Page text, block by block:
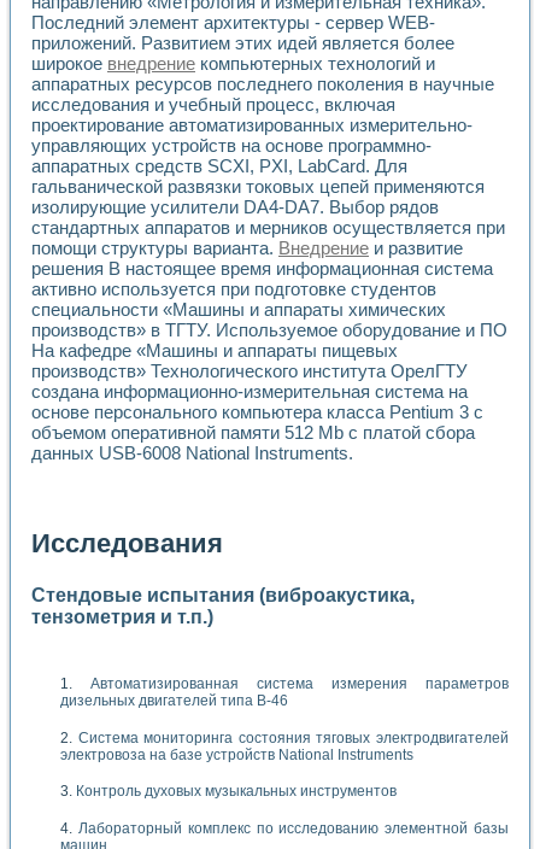
Последний элемент архитектуры - сервер WEB-
приложений. Развитием этих идей является более
широкое внедрение компьютерных технологий и
аппаратных ресурсов последнего поколения в научные
исследования и учебный процесс, включая
проектирование автоматизированных измерительно-
управляющих устройств на основе программно-
аппаратных средств SCXI, PXI, LabCard. Для
гальванической развязки токовых цепей применяются
изолирующие усилители DA4-DA7. Выбор рядов
стандартных аппаратов и мерников осу­ществляется при
помощи структуры варианта. Внедрение и развитие
решения В настоящее время информационная система
активно используется при подготовке студентов
специальности «Машины и аппараты химических
производств» в ТГТУ. Используемое оборудование и ПО
На кафедре «Машины и аппараты пищевых
производств» Технологического института ОрелГТУ
создана информационно-измерительная система на
основе персонального компьютера класса Pentium 3 с
объемом оперативной памяти 512 Mb с платой сбора
данных USB-6008 National Instruments.
Исследования
Стендовые испытания (виброакустика,
тензометрия и т.п.)
Автоматизированная система измерения параметров
дизельных двигателей типа В-46
Система мониторинга состояния тяговых электродвигателей
электровоза на базе устройств National Instruments
Контроль духовых музыкальных инструментов
Лабораторный комплекс по исследованию элементной базы
машин